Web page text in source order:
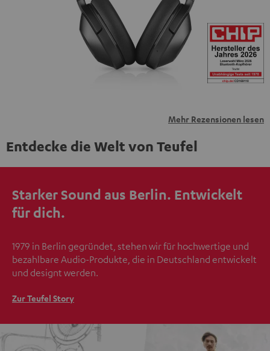
übermittelt werden.
Weitere Informationen sind in der
Datenschutzerklärung unter I zu finden.
Mehr Rezensionen lesen
Entdecke die Welt von Teufel
Starker Sound aus Berlin. Entwickelt
für dich.
1979 in Berlin gegründet, stehen wir für hochwertige und
bezahlbare Audio-Produkte, die in Deutschland entwickelt
und designt werden.
Zur Teufel Story